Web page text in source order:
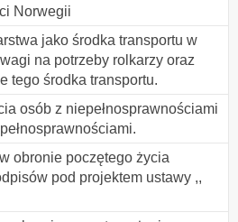
Norwegii
jako środka transportu w
na potrzeby rolkarzy oraz
tego środka transportu.
osób z niepełnosprawnościami
obronie poczętego życia
pod projektem ustawy ,,